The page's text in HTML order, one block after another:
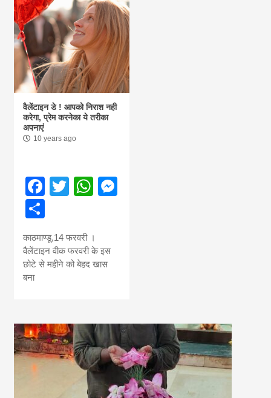
वैलेंटाइन डे ! आपको निराश नही
करेगा, प्रेम करनेका ये तरीका
अपनाएं
10 years ago
Facebook
TwitterWhatsApp
काठमाण्डू,14 फरवरी ।
वैलेंटाइन वीक फरवरी के इस
छोटे से महीने को बेहद खास
बना